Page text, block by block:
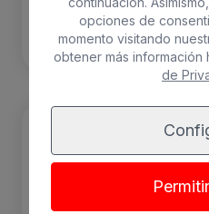
opciones de
momento visitando
obtener más información
de